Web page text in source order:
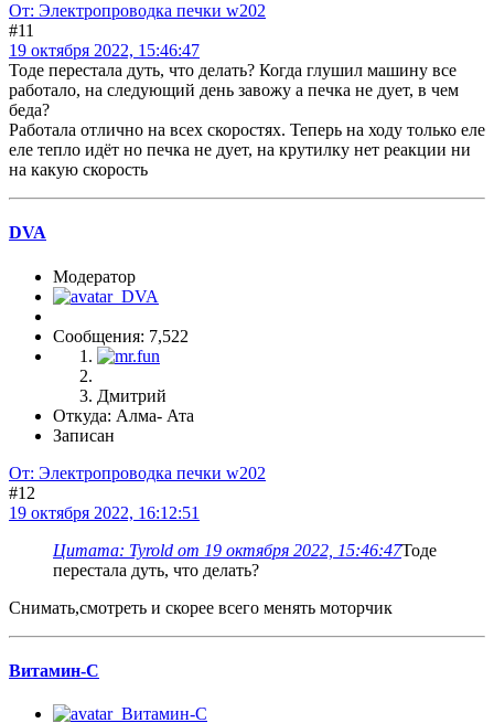
От: Электропроводка печки w202
#11
19 октября 2022, 15:46:47
Тоде перестала дуть, что делать? Когда глушил машину все
работало, на следующий день завожу а печка не дует, в чем
беда?
Работала отлично на всех скоростях. Теперь на ходу только еле
еле тепло идёт но печка не дует, на крутилку нет реакции ни
на какую скорость
DVA
Модератор
Сообщения: 7,522
Дмитрий
Откуда: Алма- Ата
Записан
От: Электропроводка печки w202
#12
19 октября 2022, 16:12:51
Цитата: Tyrold от 19 октября 2022, 15:46:47Тоде
перестала дуть, что делать?
Снимать,смотреть и скорее всего менять моторчик
Витамин-С